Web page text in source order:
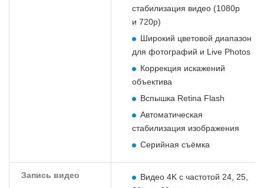
стабилизация видео (1080p
и 720p)
Широкий цветовой диапазон
для фотографий и Live Photos
Коррекция искажений
объектива
Вспышка Retina Flash
Автоматическая
стабилизация изображения
Серийная съёмка
Запись видео
Видео 4K с частотой 24, 25,